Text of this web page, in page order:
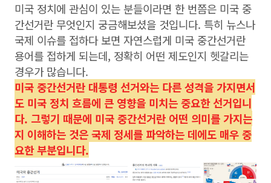
미국 정치에 관심이 있는 분들이라면 한 번쯤은 미국 중
간선거란 무엇인지 궁금해보셨을 것입니다. 특히 뉴스나
국제 이슈를 접하다 보면 자연스럽게 미국 중간선거란
용어를 접하게 되는데, 정확히 어떤 제도인지 헷갈리는
경우가 많습니다.
미국 중간선거란 대통령 선거와는 다른 성격을 가지면서
도 미국 정치 흐름에 큰 영향을 미치는 중요한 선거입니
다. 그렇기 때문에 미국 중간선거란 어떤 의미를 가지는
지 이해하는 것은 국제 정세를 파악하는 데에도 매우 중
요한 부분입니다.